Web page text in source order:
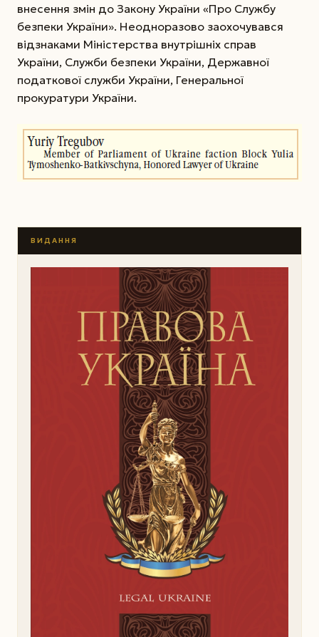
внесення змін до Закону України «Про Службу
безпеки України». Неодноразово заохочувався
відзнаками Міністерства внутрішніх справ
України, Служби безпеки України, Державної
податкової служби України, Генеральної
прокуратури України.
ВИДАННЯ